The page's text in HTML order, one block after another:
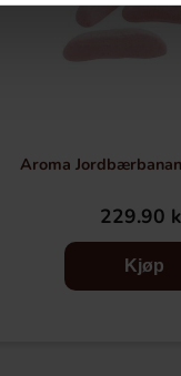
Aroma
229.90
Kjøp